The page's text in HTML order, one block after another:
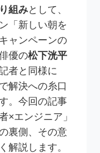
組みとして、
「新しい朝を
ャンペーンの
優の松下洸平
者と同様に
解決への糸口
。今回の記事
×エンジニア」
裏側、その意
解説します。